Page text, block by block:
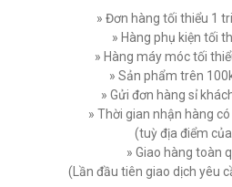
Thứ năm, 20/11/
Các Lỗi Phổ Biến
Đứng Và Cách
Thứ bảy, 15/11/2025
Top 5 Loại Máy Cắt
Nay - Nên Mua
Thứ ba, 11/11/
MÁY CẮT VẢI
750W
Đăng nhập để
Giá bán lẻ:
MÁY CẮT VẢI
SUẤT 1600W
» Đơn hàng tối thiểu 1
» Hàng phụ kiện tối
» Hàng máy móc tối
» Sản phẩm trên
» Gửi đơn hàng sỉ
» Thời gian nhận hàng
(tuỳ địa điểm
» Giao hàng toàn
(Lần đầu tiên giao dịch yêu